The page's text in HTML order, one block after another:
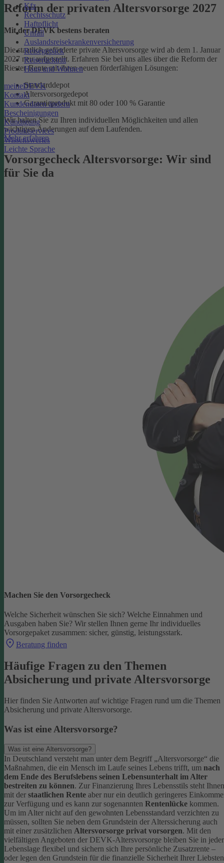
Kfz
Rechtsschutz
Haftpflicht
Unfall
Auslandsreisekrankenversicherung
Reisegepäck
Reiserücktritt
Haus und Wohnen
meineDEVK
Kontakt
Kundendaten ändern
Bescheinigungen
Kündigung
Produktservices
Wissenswertes
Leichte Sprache
Reform der privaten Altersvorsorge 2027
Mit der DEVK bestens beraten
Die staatlich geförderte private Altersvorsorge wird ab dem 1. Januar
2027 neu aufgestellt. Erfahren Sie bei uns alles über die Reform der
Riester-Rente mit ihren neuen förderfähigen Lösungen:
Standarddepot
Altersvorsorgedepot
Garantieprodukt mit 80 oder 100 % Garantie
Wir halten Sie zu Ihren individuellen Möglichkeiten und allen
wichtigen Änderungen auf dem Laufenden.
Mehr erfahren
Vorsorgecheck Altersvorsorge:­ Wir sind
für Sie da
Machen Sie den Vorsorgecheck
Welche Sicherheit wünschen Sie sich? Welche Einnahmen und
Ausgaben haben Sie? Wir stellen Ihnen gerne Ihr individuelles
Vorsorgepaket zusammen: sicher, günstig, leistungsstark.
Beratung finden
Häufige Fragen zu den Themen
Absicherung und private Altersvorsorge
Hier finden Sie Antworten auf wichtige Fragen rund um die Themen
Absicherung und private Altersvorsorge.
Was ist eine Altersvorsorge?
Was ist eine Altersvorsorge?
In Deutschland versteht man unter dem Begriff „Altersvorsorge“ die
Maßnahmen, die ein Mensch im Laufe seines Lebens trifft, um nach
dem Ende des Berufslebens seinen Lebensunterhalt im Alter
bestreiten zu können. Zur Finanzierung Ihres Lebensstils steht Ihnen
mit der staatlichen Rente aber nur ein deutlich geringeres
zur Verfügung und es kann zur sogenannten Rentenlücke kommen.
Um im Alter nicht auf den gewohnten Lebensstandard verzichten zu
müssen, sollten Sie neben dem Grundstein der Alterssicherung auch
mit einer zusätzlichen Altersvorsorge privat vorsorgen. Mit den
vielfältigen Angeboten der DEVK-Altersvorsorge bleiben Sie in jeder
Lebenslage flexibel und sichern sich Ihre persönliche Zusatzrente –
oder legen den Grundstein für die finanzielle Sicherheit Ihrer